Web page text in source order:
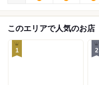
このエリアで人気のお店
1 2